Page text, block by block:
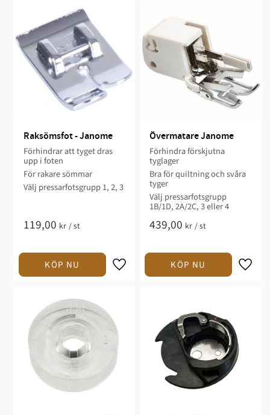
Raksömsfot - Janome
Förhindrar att tyget dras
upp i foten
För rakare sömmar
Välj pressarfotsgrupp 1, 2, 3
119,00 kr /st
Övermatare Janome
Förhindra förskjutna
tyglager
Bra för quiltning och svåra
tyger
Välj pressarfotsgrupp
1B/1D, 2A/2C, 3 eller 4
439,00 kr /st